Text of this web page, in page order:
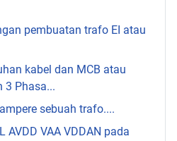
pembuatan trafo EI atau
kabel dan MCB atau
3 Phasa...
sebuah trafo....
AVDD VAA VDDAN pada